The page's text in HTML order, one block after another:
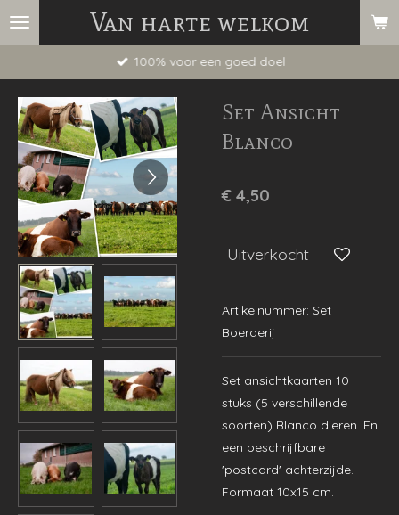
Ga
hoofdinhoud
Van harte welkom
100% voor een goed doel
Set Ansicht
Blanco
€ 4,50
Uitverkocht
Artikelnummer: Set
Boerderij
Set ansichtkaarten 10
stuks (5 verschillende
soorten) Blanco dieren. En
een beschrijfbare
'postcard' achterzijde.
Formaat 10x15 cm.